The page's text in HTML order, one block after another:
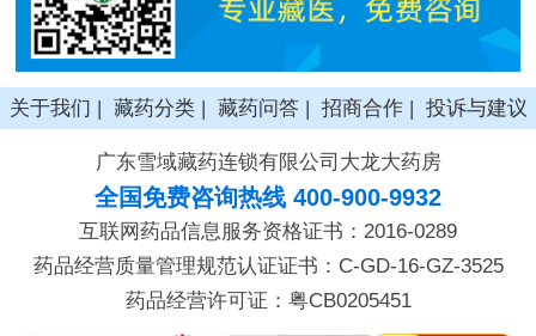
关于我们 藏药分类| 藏药问答| 招商合作| 投诉与建议
广东雪域藏药连锁有限公司大龙大药房
全国免费咨询热线 400-900-9932
互联网药品信息服务资格证书：2016-0289
药品经营质量管理规范认证证书：C-GD-16-GZ-3525
药品经营许可证：粤CB0205451